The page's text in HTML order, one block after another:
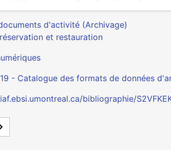
d'activité (Archivage)
et restauration
- Catalogue des formats de données
bibliographie/